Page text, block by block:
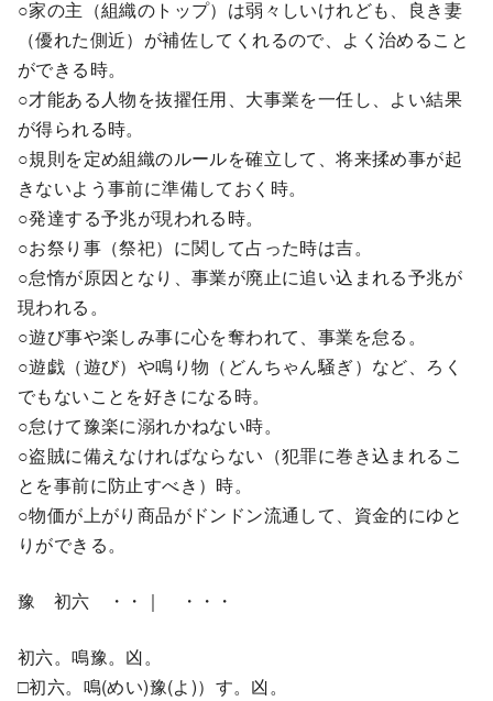
○家の主（組織のトップ）は弱々しいけれども、良き妻
（優れた側近）が補佐してくれるので、よく治めること
ができる時。
○才能ある人物を抜擢任用、大事業を一任し、よい結果
が得られる時。
○規則を定め組織のルールを確立して、将来揉め事が起
きないよう事前に準備しておく時。
○発達する予兆が現われる時。
○お祭り事（祭祀）に関して占った時は吉。
○怠惰が原因となり、事業が廃止に追い込まれる予兆が
現われる。
○遊び事や楽しみ事に心を奪われて、事業を怠る。
○遊戯（遊び）や鳴り物（どんちゃん騒ぎ）など、ろく
でもないことを好きになる時。
○怠けて豫楽に溺れかねない時。
○盗賊に備えなければならない（犯罪に巻き込まれるこ
とを事前に防止すべき）時。
○物価が上がり商品がドンドン流通して、資金的にゆと
りができる。
豫 初六 ・・｜ ・・・
初六。鳴豫。凶。
□初六。鳴(めい)豫(よ)）す。凶。